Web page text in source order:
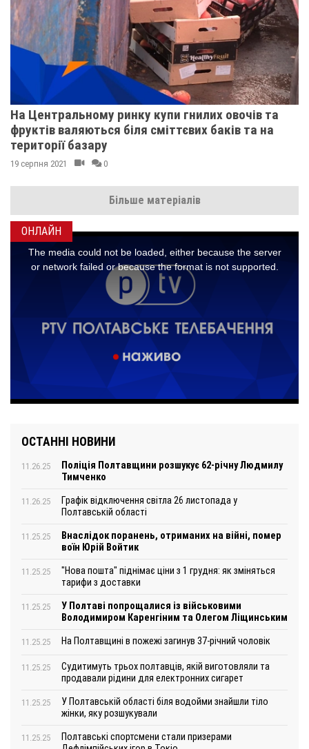
ОНЛАЙН
ОСТАННІ НОВИНИ
11.26.25
Поліція Полтавщини розшукує 62-річну Людмилу
Тимченко
11.26.25
Графік відключення світла 26 листопада у
Полтавській області
11.25.25
Внаслідок поранень, отриманих на війні, помер
воїн Юрій Войтик
11.25.25
"Нова пошта" піднімає ціни з 1 грудня: як зміняться
тарифи з доставки
11.25.25
У Полтаві попрощалися із військовими
Володимиром Каренгіним та Олегом Ліщинським
11.25.25 На Полтавщині в пожежі загинув 37-річний чоловік
11.25.25
Судитимуть трьох полтавців, якій виготовляли та
продавали рідини для електронних сигарет
11.25.25
У Полтавській області біля водойми знайшли тіло
жінки, яку розшукували
11.25.25
Полтавські спортсмени стали призерами
На Центральному ринку купи гнилих овочів та
фруктів валяються біля сміттєвих баків та на
території базару
19 серпня 2021 0
Більше матеріалів